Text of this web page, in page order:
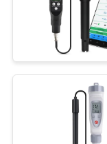
PRIVACY
POLICY
suolo